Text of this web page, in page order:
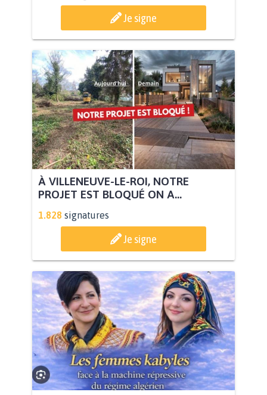
Je signe
À VILLENEUVE-LE-ROI, NOTRE
PROJET EST BLOQUÉ ON A...
1.828 signatures
Je signe